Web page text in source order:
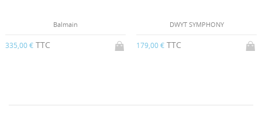
Balmain
335,00 € TTC
DWYT SYMPHONY
179,00 € TTC